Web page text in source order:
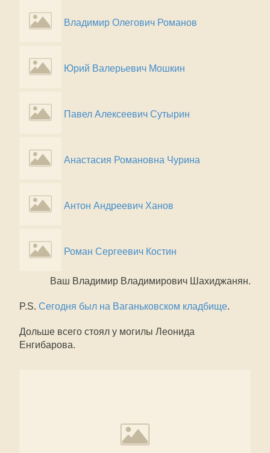
Владимир Олегович Романов
Юрий Валерьевич Мошкин
Павел Алексеевич Сутырин
Анастасия Романовна Чурина
Антон Андреевич Ханов
Роман Сергеевич Костин
Ваш Владимир Владимирович Шахиджанян.
P.S. Сегодня был на Ваганьковском кладбище.
Дольше всего стоял у могилы Леонида
Енгибарова.